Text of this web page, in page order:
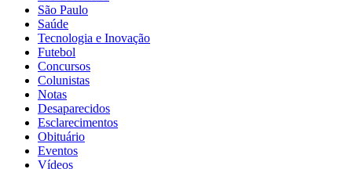
São Paulo
Saúde
Tecnologia e Inovação
Futebol
Concursos
Colunistas
Notas
Desaparecidos
Esclarecimentos
Obituário
Eventos
Vídeos